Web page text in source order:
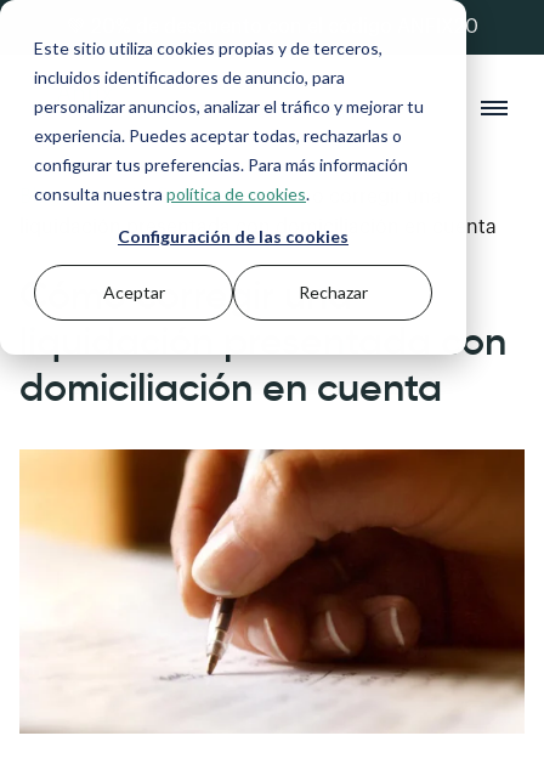
Este sitio utiliza cookies propias y de terceros,
incluidos identificadores de anuncio, para
personalizar anuncios, analizar el tráfico y mejorar tu
experiencia. Puedes aceptar todas, rechazarlas o
configurar tus preferencias. Para más información
consulta nuestra política de cookies.
Configuración de las cookies
Aceptar Rechazar
💚 20% de descuento con el código ANFIX20
Blog >Gestión financiera >Cómo corregir una
liquidación presentada con domiciliación en cuenta
Cómo corregir una
liquidación presentada con
domiciliación en cuenta